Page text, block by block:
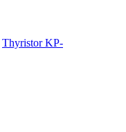
Thyristor KP-